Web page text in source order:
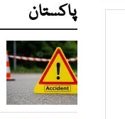
پاکستان